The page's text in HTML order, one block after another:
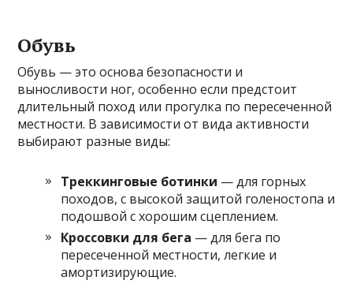
Обувь
Обувь — это основа безопасности и
выносливости ног, особенно если предстоит
длительный поход или прогулка по пересеченной
местности. В зависимости от вида активности
выбирают разные виды:
Треккинговые ботинки — для горных
походов, с высокой защитой голеностопа и
подошвой с хорошим сцеплением.
Кроссовки для бега — для бега по
пересеченной местности, легкие и
амортизирующие.